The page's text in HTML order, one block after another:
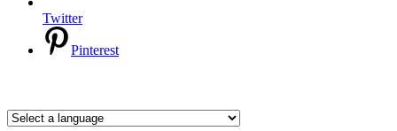
Twitter
Pinterest